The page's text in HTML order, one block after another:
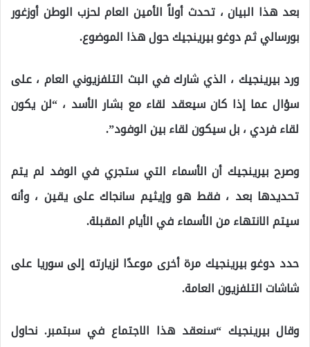
بعد هذا البيان ، تحدث أولاً الأمين العام لحزب الوطن أوزغور
بورسالي ثم دوغو بيرينجيك حول هذا الموضوع.
ورد بيرينجيك ، الذي شارك في البث التلفزيوني العام ، على
سؤال عما إذا كان سيعقد لقاء مع بشار الأسد ، “لن يكون
لقاء فردي ، بل سيكون لقاء بين الوفود”.
وصرح بيرينجيك أن الأسماء التي ستجري في الوفد لم يتم
تحديدها بعد ، فقط هو وإيثيم سانجاك على يقين ، وأنه
سيتم الانتهاء من الأسماء في الأيام المقبلة.
حدد دوغو بيرينجيك مرة أخرى موعدًا لزيارته إلى سوريا على
شاشات التلفزيون العامة.
وقال بيرينجيك “سنعقد هذا الاجتماع في سبتمبر. نحاول